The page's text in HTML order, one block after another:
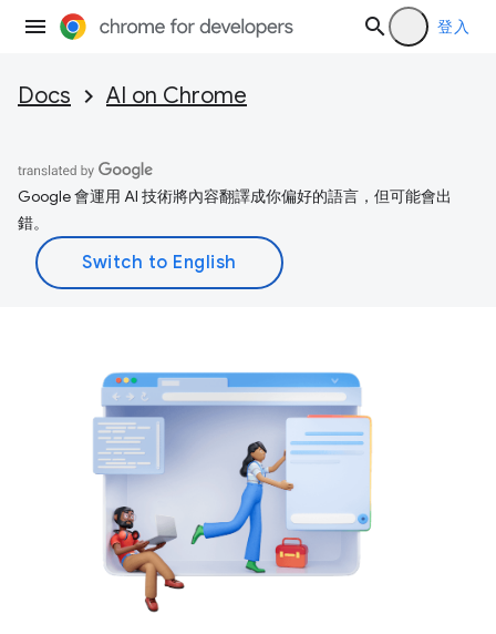
登入
Docs AI on Chrome
Google 會運用 AI 技術將內容翻譯成你偏好的語言，但可能會出
錯。